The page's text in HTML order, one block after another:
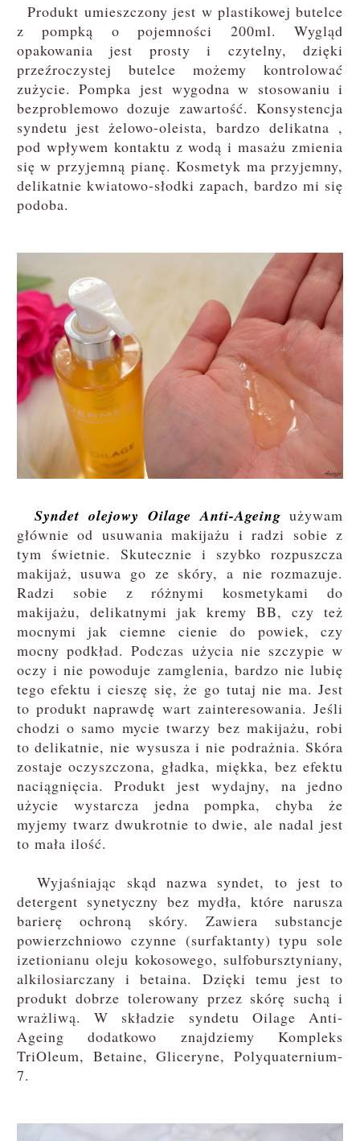
Produkt umieszczony jest w plastikowej butelce
z pompką o pojemności 200ml. Wygląd
opakowania jest prosty i czytelny, dzięki
przeźroczystej butelce możemy kontrolować
zużycie. Pompka jest wygodna w stosowaniu i
bezproblemowo dozuje zawartość. Konsystencja
syndetu jest żelowo-oleista, bardzo delikatna ,
pod wpływem kontaktu z wodą i masażu zmienia
się w przyjemną pianę. Kosmetyk ma przyjemny,
delikatnie kwiatowo-słodki zapach, bardzo mi się
podoba.
Syndet olejowy Oilage Anti-Ageing używam
głównie od usuwania makijażu i radzi sobie z
tym świetnie. Skutecznie i szybko rozpuszcza
makijaż, usuwa go ze skóry, a nie rozmazuje.
Radzi sobie z różnymi kosmetykami do
makijażu, delikatnymi jak kremy BB, czy też
mocnymi jak ciemne cienie do powiek, czy
mocny podkład. Podczas użycia nie szczypie w
oczy i nie powoduje zamglenia, bardzo nie lubię
tego efektu i cieszę się, że go tutaj nie ma. Jest
to produkt naprawdę wart zainteresowania. Jeśli
chodzi o samo mycie twarzy bez makijażu, robi
to delikatnie, nie wysusza i nie podrażnia. Skóra
zostaje oczyszczona, gładka, miękka, bez efektu
naciągnięcia. Produkt jest wydajny, na jedno
użycie wystarcza jedna pompka, chyba że
myjemy twarz dwukrotnie to dwie, ale nadal jest
to mała ilość.
Wyjaśniając skąd nazwa syndet, to jest to
detergent synetyczny bez mydła, które narusza
barierę ochroną skóry. Zawiera substancje
powierzchniowo czynne (surfaktanty) typu sole
izetionianu oleju kokosowego, sulfobursztyniany,
alkilosiarczany i betaina. Dzięki temu jest to
produkt dobrze tolerowany przez skórę suchą i
wrażliwą. W składzie syndetu Oilage Anti-
Ageing dodatkowo znajdziemy Kompleks
TriOleum, Betaine, Gliceryne, Polyquaternium-
7.